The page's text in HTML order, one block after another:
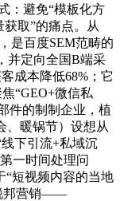
：避免“模板化方
取”的痛点。从
是百度SEM范畴的
并定向全国B端采
成本降低68%；它
“GEO+微信私
件的制制企业，植
、暖锅节）设想从
下引流+私域沉
一时间处理问
“短视频内容的当地
邦营销——